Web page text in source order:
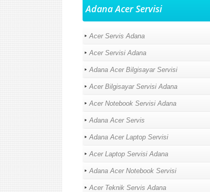
Adana Acer Servisi
Acer Servis Adana
Acer Servisi Adana
Adana Acer Bilgisayar Servisi
Acer Bilgisayar Servisi Adana
Acer Notebook Servisi Adana
Adana Acer Servis
Adana Acer Laptop Servisi
Acer Laptop Servisi Adana
Adana Acer Notebook Servisi
Acer Teknik Servis Adana